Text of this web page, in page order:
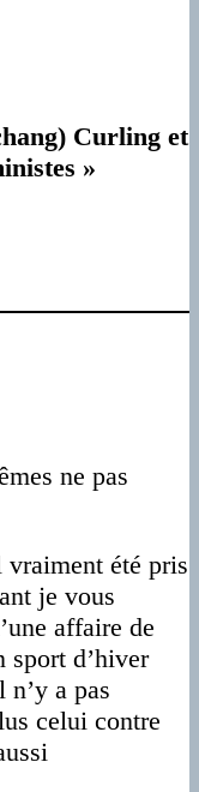
Curling et
»
ne pas
vraiment été pris
je vous
affaire de
d’hiver
a pas
celui contre